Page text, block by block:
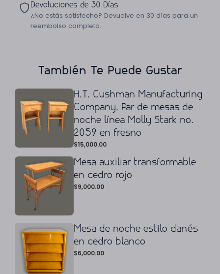
Devoluciones de 30 Días
¿No estás satisfecho? Devuelve en 30 días para un
reembolso completo.
También Te Puede Gustar
H.T. Cushman Manufacturing
Company. Par de mesas de
noche línea Molly Stark no.
2059 en fresno
$15,000.00
Mesa auxiliar transformable
en cedro rojo
$9,000.00
Mesa de noche estilo danés
en cedro blanco
$6,000.00